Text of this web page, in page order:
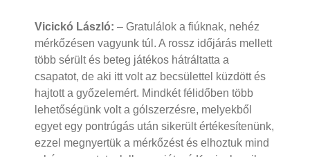
Vicickó László: – Gratulálok a fiúknak, nehéz
mérkőzésen vagyunk túl. A rossz időjárás mellett
több sérült és beteg játékos hátráltatta a
csapatot, de aki itt volt az becsülettel küzdött és
hajtott a győzelemért. Mindkét félidőben több
lehetőségünk volt a gólszerzésre, melyekből
egyet egy pontrúgás után sikerült értékesítenünk,
ezzel megnyertük a mérkőzést és elhoztuk mind